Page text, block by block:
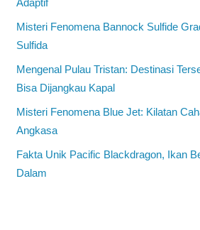
Adaptif
Misteri Fenomena Bannock Sulfide
Sulfida
Mengenal Pulau Tristan: Destinasi
Bisa Dijangkau Kapal
Misteri Fenomena Blue Jet: Kilatan
Angkasa
Fakta Unik Pacific Blackdragon, Ikan
Dalam